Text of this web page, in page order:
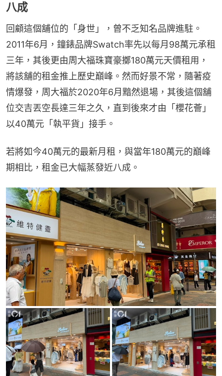
八成
回顧這個舖位的「身世」，曾不乏知名品牌進駐。
2011年6月，鐘錶品牌Swatch率先以每月98萬元承租
三年，其後更由周大福珠寶豪擲180萬元天價租用，
將該舖的租金推上歷史巔峰。然而好景不常，隨著疫
情爆發，周大福於2020年6月黯然退場，其後這個舖
位交吉丟空長達三年之久，直到後來才由「櫻花薈」
以40萬元「執平貨」接手。
若將如今40萬元的最新月租，與當年180萬元的巔峰
期相比，租金已大幅蒸發近八成。